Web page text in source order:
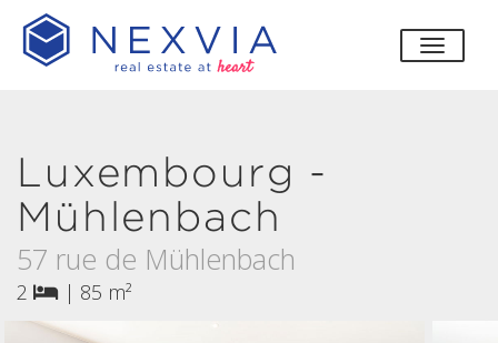
Luxembourg -
Mühlenbach
57 rue de Mühlenbach
2 | 85 m²